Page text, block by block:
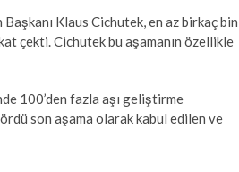
Klaus Cichutek, en az birkaç bin
çekti. Cichutek bu aşamanın özellikle
100’den fazla aşı geliştirme
son aşama olarak kabul edilen ve